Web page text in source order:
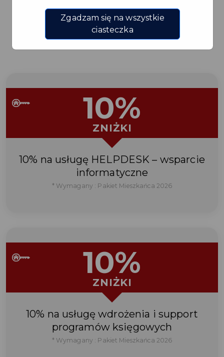
Regulamin i warunki
10%
ZNIŻKI
10% na usługę HELPDESK – wsparcie
informatyczne
* Wymagany : Pakiet Mieszkańca 2026
10%
ZNIŻKI
10% na usługę wdrożenia i support
programów księgowych
* Wymagany : Pakiet Mieszkańca 2026
Zgadzam się na wszystkie
ciasteczka